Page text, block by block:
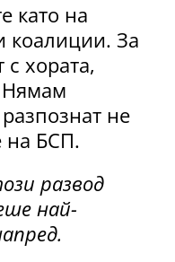
като на
коалиции. За
хората,
Нямам
не
на БСП.
развод
най-